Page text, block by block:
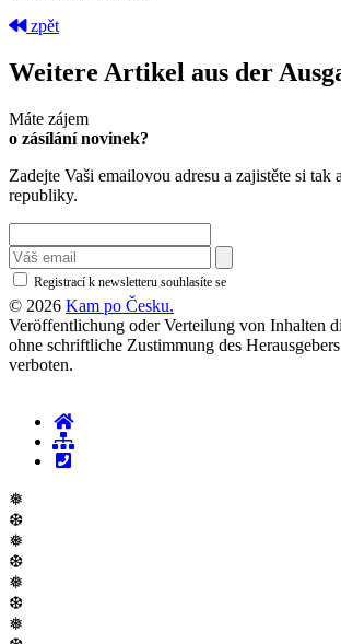
zpět
Weitere Artikel aus der
Máte zájem
o zásílání novinek?
Zadejte Vaši emailovou adresu a zajistěte si tak
republiky.
Registrací k newsletteru souhlasíte se
© 2026 Kam po Česku.
Veröffentlichung oder Verteilung von Inhalten
ohne schriftliche Zustimmung des
verboten.
❅
❆
❅
❆
❅
❆
❅